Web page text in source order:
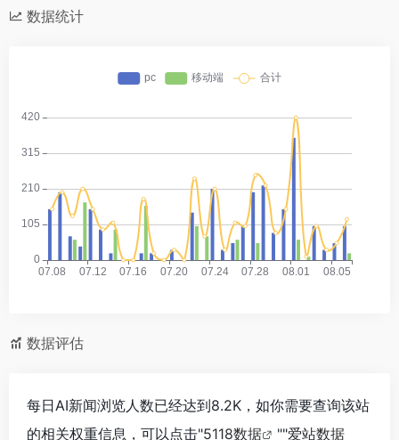
数据统计
数据评估
每日AI新闻浏览人数已经达到8.2K，如你需要查询该站
的相关权重信息，可以点击"5118数据 ""爱站数据